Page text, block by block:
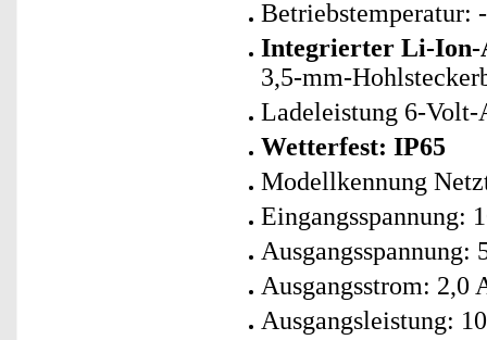
Betriebstemperatur:
Integrierter Li-Ion-
3,5-mm-
Ladeleistung 6-Volt-
Wetterfest: IP65
Modellkennung
Eingangsspannung:
Ausgangsspannung:
Ausgangsstrom: 2,0
Ausgangsleistung: